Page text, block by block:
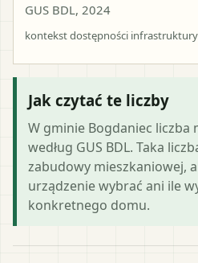
GUS BDL, 2024
kontekst dostępności infrastruktury
Jak czytać te liczby
W gminie Bogdaniec liczba
według GUS BDL. Taka
zabudowy mieszkaniowej,
urządzenie wybrać ani ile
konkretnego domu.